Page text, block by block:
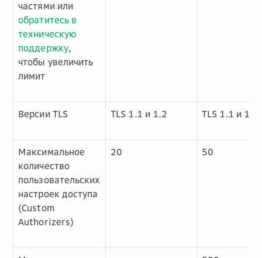
частями или
обратитесь в
техническую
поддержку,
чтобы увеличить
лимит
Версии TLS TLS 1.1 и 1.2 TLS 1.1 и 1.2
Максимальное
количество
пользовательских
настроек доступа
(Custom
Authorizers)
20 50